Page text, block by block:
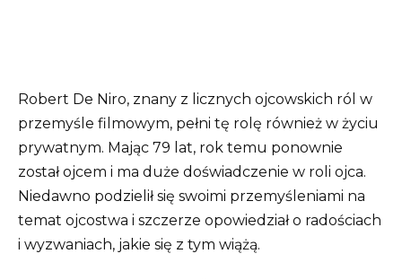
Robert De Niro, znany z licznych ojcowskich ról w
przemyśle filmowym, pełni tę rolę również w życiu
prywatnym. Mając 79 lat, rok temu ponownie
został ojcem i ma duże doświadczenie w roli ojca.
Niedawno podzielił się swoimi przemyśleniami na
temat ojcostwa i szczerze opowiedział o radościach
i wyzwaniach, jakie się z tym wiążą.